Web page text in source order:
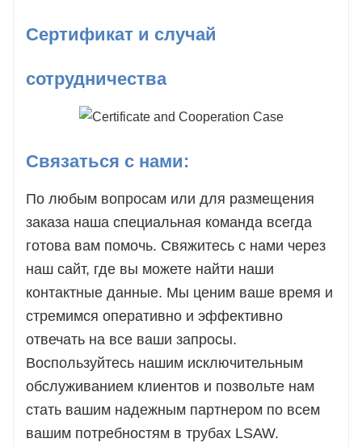
Сертификат и случай
сотрудничества
Связаться с нами:
По любым вопросам или для размещения
заказа наша специальная команда всегда
готова вам помочь. Свяжитесь с нами через
наш сайт, где вы можете найти наши
контактные данные. Мы ценим ваше время и
стремимся оперативно и эффективно
отвечать на все ваши запросы.
Воспользуйтесь нашим исключительным
обслуживанием клиентов и позвольте нам
стать вашим надежным партнером по всем
вашим потребностям в трубах LSAW.